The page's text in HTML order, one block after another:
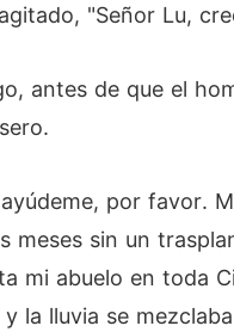
"Señor Lu,
antes de que el
por favor.
meses sin un
mi abuelo en toda
la lluvia se